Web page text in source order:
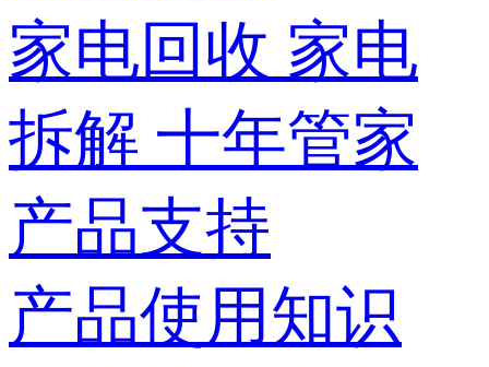
家电回收 家电
拆解 十年管家
产品支持
产品使用知识